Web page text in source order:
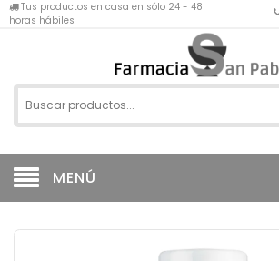
Tus productos en casa en sólo 24 - 48
horas hábiles
MENÚ